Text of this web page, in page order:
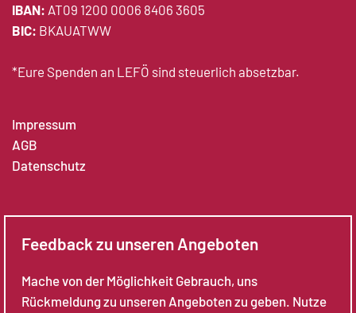
IBAN: AT09 1200 0006 8406 3605
BIC: BKAUATWW
*Eure Spenden an LEFÖ sind steuerlich absetzbar.
Impressum
AGB
Datenschutz
Feedback zu unseren Angeboten
Mache von der Möglichkeit Gebrauch, uns
Rückmeldung zu unseren Angeboten zu geben. Nutze